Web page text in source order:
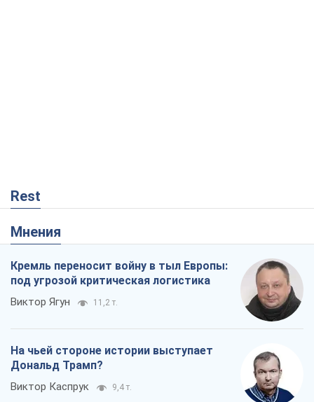
Rest
Мнения
Кремль переносит войну в тыл Европы:
под угрозой критическая логистика
Виктор Ягун 11,2 т.
На чьей стороне истории выступает
Дональд Трамп?
Виктор Каспрук 9,4 т.